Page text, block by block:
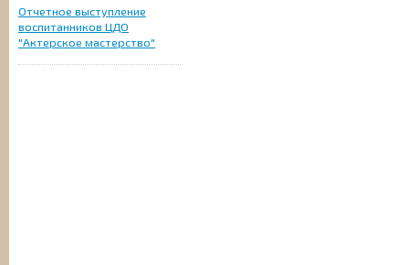
Отчетное выступление
воспитанников ЦДО
"Актерское мастерство"